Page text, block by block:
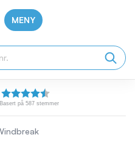
handlekurv
MENY
Basert på 587 stemmer